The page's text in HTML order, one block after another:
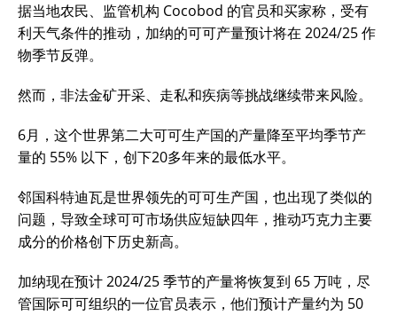
据当地农民、监管机构 Cocobod 的官员和买家称，受有
利天气条件的推动，加纳的可可产量预计将在 2024/25 作
物季节反弹。
然而，非法金矿开采、走私和疾病等挑战继续带来风险。
6月，这个世界第二大可可生产国的产量降至平均季节产
量的 55% 以下，创下20多年来的最低水平。
邻国科特迪瓦是世界领先的可可生产国，也出现了类似的
问题，导致全球可可市场供应短缺四年，推动巧克力主要
成分的价格创下历史新高。
加纳现在预计 2024/25 季节的产量将恢复到 65 万吨，尽
管国际可可组织的一位官员表示，他们预计产量约为 50